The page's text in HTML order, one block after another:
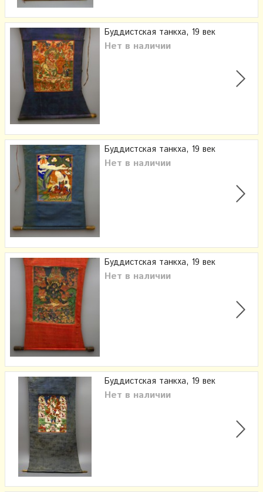
Буддистская танкха, 19 век
Нет в наличии
Буддистская танкха, 19 век
Нет в наличии
Буддистская танкха, 19 век
Нет в наличии
Буддистская танкха, 19 век
Нет в наличии